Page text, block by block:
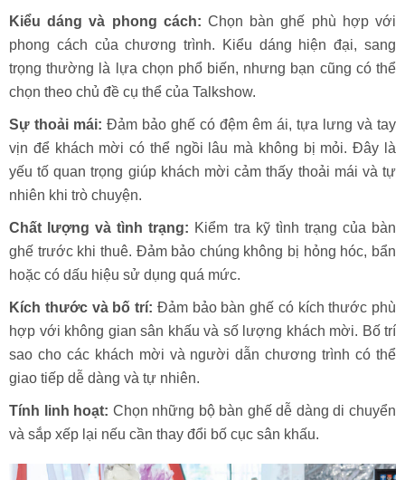
Kiểu dáng và phong cách: Chọn bàn ghế phù hợp với
phong cách của chương trình. Kiểu dáng hiện đại, sang
trọng thường là lựa chọn phổ biến, nhưng bạn cũng có thể
chọn theo chủ đề cụ thể của Talkshow.
Sự thoải mái: Đảm bảo ghế có đệm êm ái, tựa lưng và tay
vịn để khách mời có thể ngồi lâu mà không bị mỏi. Đây là
yếu tố quan trọng giúp khách mời cảm thấy thoải mái và tự
nhiên khi trò chuyện.
Chất lượng và tình trạng: Kiểm tra kỹ tình trạng của bàn
ghế trước khi thuê. Đảm bảo chúng không bị hỏng hóc, bẩn
hoặc có dấu hiệu sử dụng quá mức.
Kích thước và bố trí: Đảm bảo bàn ghế có kích thước phù
hợp với không gian sân khấu và số lượng khách mời. Bố trí
sao cho các khách mời và người dẫn chương trình có thể
giao tiếp dễ dàng và tự nhiên.
Tính linh hoạt: Chọn những bộ bàn ghế dễ dàng di chuyển
và sắp xếp lại nếu cần thay đổi bố cục sân khấu.